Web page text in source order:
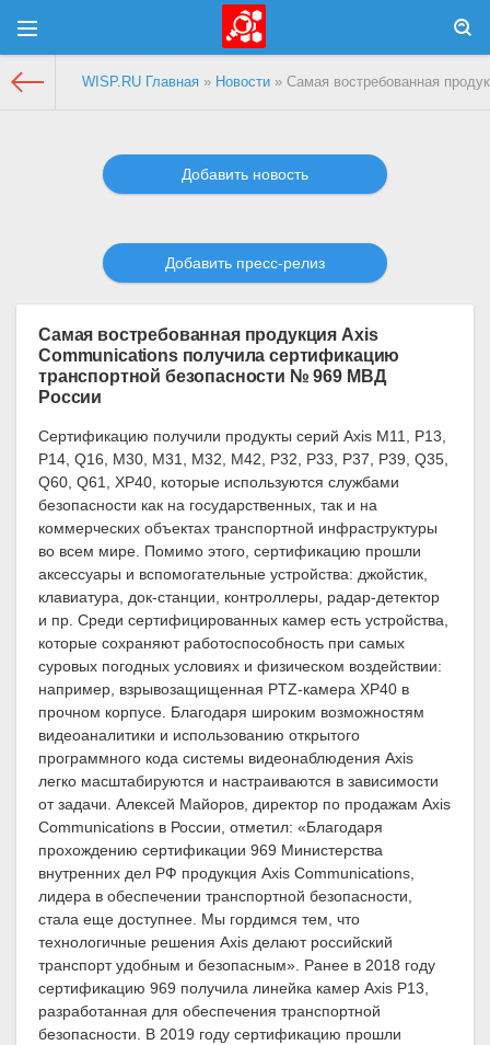
WISP.RU Главная » Новости » Самая востребованная
Добавить новость
Добавить пресс-релиз
Самая востребованная продукция Axis
Communications получила сертификацию
транспортной безопасности № 969 МВД
России
Сертификацию получили продукты серий Axis M11, P13,
P14, Q16, M30, M31, M32, M42, P32, P33, P37, P39, Q35,
Q60, Q61, XP40, которые используются службами
безопасности как на государственных, так и на
коммерческих объектах транспортной инфраструктуры
во всем мире. Помимо этого, сертификацию прошли
аксессуары и вспомогательные устройства: джойстик,
клавиатура, док-станции, контроллеры, радар-детектор
и пр. Среди сертифицированных камер есть устройства,
которые сохраняют работоспособность при самых
суровых погодных условиях и физическом воздействии:
например, взрывозащищенная PTZ-камера XP40 в
прочном корпусе. Благодаря широким возможностям
видеоаналитики и использованию открытого
программного кода системы видеонаблюдения Axis
легко масштабируются и настраиваются в зависимости
от задачи. Алексей Майоров, директор по продажам Axis
Communications в России, отметил: «Благодаря
прохождению сертификации 969 Министерства
внутренних дел РФ продукция Axis Communications,
лидера в обеспечении транспортной безопасности,
стала еще доступнее. Мы гордимся тем, что
технологичные решения Axis делают российский
транспорт удобным и безопасным». Ранее в 2018 году
сертификацию 969 получила линейка камер Axis P13,
разработанная для обеспечения транспортной
безопасности. В 2019 году сертификацию прошли